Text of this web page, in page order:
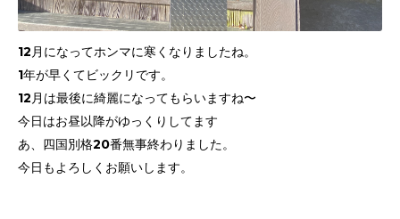
12月になってホンマに寒くなりましたね。
1年が早くてビックリです。
12月は最後に綺麗になってもらいますね〜
今日はお昼以降がゆっくりしてます
あ、四国別格20番無事終わりました。
今日もよろしくお願いします。